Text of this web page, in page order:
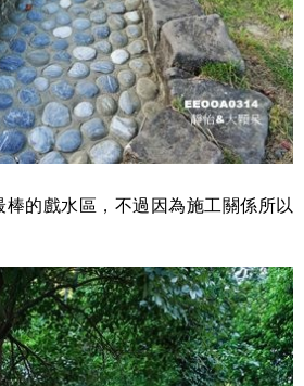
的戲水區，不過因為施工關係所以